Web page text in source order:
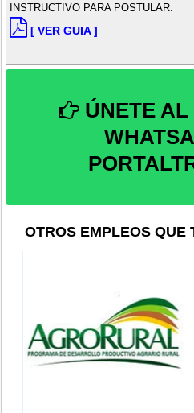
INSTRUCTIVO PARA POSTULAR:
[ VER GUIA ]
ÚNETE AL
OTROS EMPLEOS QUE